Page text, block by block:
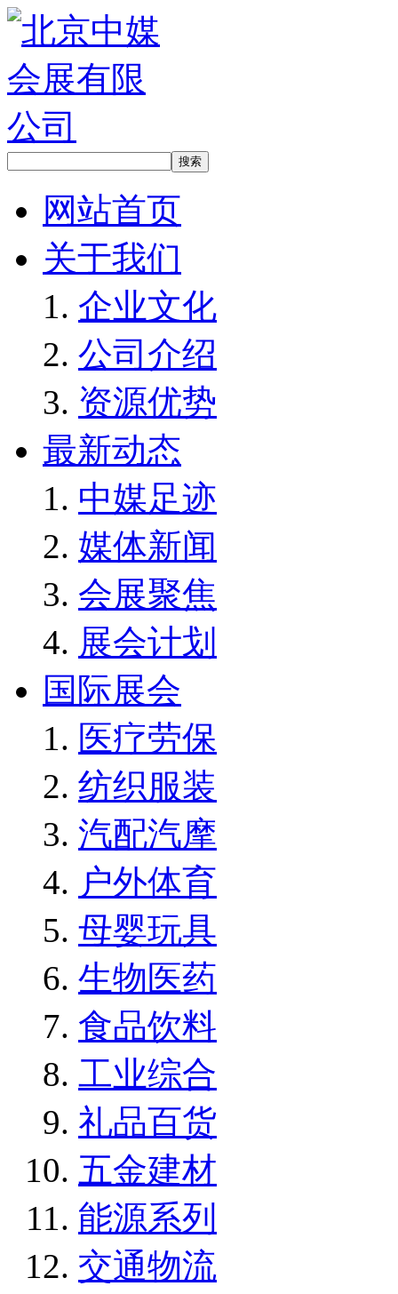
网站首页
关于我们
企业文化
公司介绍
资源优势
最新动态
中媒足迹
媒体新闻
会展聚焦
展会计划
国际展会
医疗劳保
纺织服装
汽配汽摩
户外体育
母婴玩具
生物医药
食品饮料
工业综合
礼品百货
五金建材
能源系列
交通物流